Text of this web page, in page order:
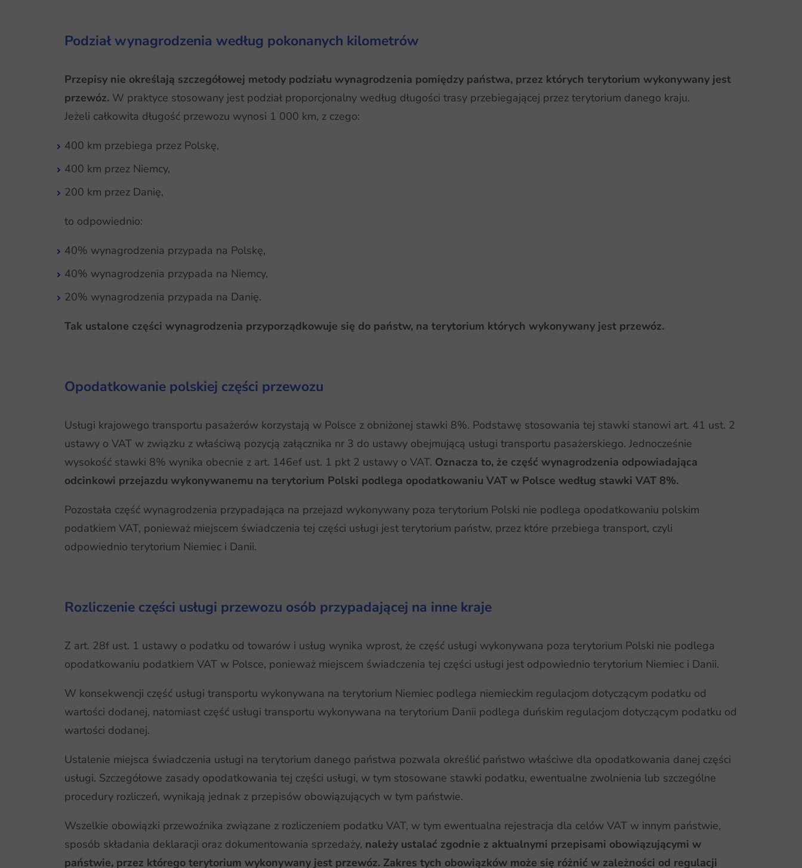
Podział wynagrodzenia według pokonanych kilometrów
Przepisy nie określają szczegółowej metody podziału wynagrodzenia pomiędzy państwa, przez których terytorium wykonywany jest
przewóz. W praktyce stosowany jest podział proporcjonalny według długości trasy przebiegającej przez terytorium danego kraju.
Jeżeli całkowita długość przewozu wynosi 1 000 km, z czego:
400 km przebiega przez Polskę,
400 km przez Niemcy,
200 km przez Danię,
to odpowiednio:
40% wynagrodzenia przypada na Polskę,
40% wynagrodzenia przypada na Niemcy,
20% wynagrodzenia przypada na Danię.
Tak ustalone części wynagrodzenia przyporządkowuje się do państw, na terytorium których wykonywany jest przewóz.
Opodatkowanie polskiej części przewozu
Usługi krajowego transportu pasażerów korzystają w Polsce z obniżonej stawki 8%. Podstawę stosowania tej stawki stanowi art. 41 ust. 2
ustawy o VAT w związku z właściwą pozycją załącznika nr 3 do ustawy obejmującą usługi transportu pasażerskiego. Jednocześnie
wysokość stawki 8% wynika obecnie z art. 146ef ust. 1 pkt 2 ustawy o VAT. Oznacza to, że część wynagrodzenia odpowiadająca
odcinkowi przejazdu wykonywanemu na terytorium Polski podlega opodatkowaniu VAT w Polsce według stawki VAT 8%.
Pozostała część wynagrodzenia przypadająca na przejazd wykonywany poza terytorium Polski nie podlega opodatkowaniu polskim
podatkiem VAT, ponieważ miejscem świadczenia tej części usługi jest terytorium państw, przez które przebiega transport, czyli
odpowiednio terytorium Niemiec i Danii.
Rozliczenie części usługi przewozu osób przypadającej na inne kraje
Z art. 28f ust. 1 ustawy o podatku od towarów i usług wynika wprost, że część usługi wykonywana poza terytorium Polski nie podlega
opodatkowaniu podatkiem VAT w Polsce, ponieważ miejscem świadczenia tej części usługi jest odpowiednio terytorium Niemiec i Danii.
W konsekwencji część usługi transportu wykonywana na terytorium Niemiec podlega niemieckim regulacjom dotyczącym podatku od
wartości dodanej, natomiast część usługi transportu wykonywana na terytorium Danii podlega duńskim regulacjom dotyczącym podatku od
wartości dodanej.
Ustalenie miejsca świadczenia usługi na terytorium danego państwa pozwala określić państwo właściwe dla opodatkowania danej części
usługi. Szczegółowe zasady opodatkowania tej części usługi, w tym stosowane stawki podatku, ewentualne zwolnienia lub szczególne
procedury rozliczeń, wynikają jednak z przepisów obowiązujących w tym państwie.
Wszelkie obowiązki przewoźnika związane z rozliczeniem podatku VAT, w tym ewentualna rejestracja dla celów VAT w innym państwie,
sposób składania deklaracji oraz dokumentowania sprzedaży, należy ustalać zgodnie z aktualnymi przepisami obowiązującymi w
państwie, przez którego terytorium wykonywany jest przewóz. Zakres tych obowiązków może się różnić w zależności od regulacji